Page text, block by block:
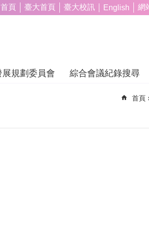
頁 臺大首頁 臺大校訊 English 網
展規劃委員會 綜合會議紀錄搜尋
首頁